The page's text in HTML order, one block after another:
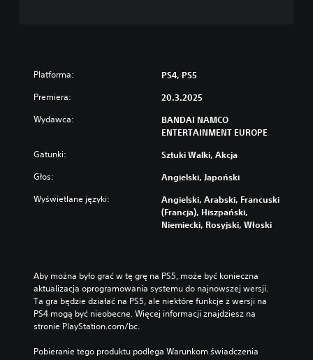
Platforma: PS4, PS5
Premiera: 20.3.2025
Wydawca:
BANDAI NAMCO
ENTERTAINMENT EUROPE
Gatunki: Sztuki Walki, Akcja
Głos: Angielski, Japoński
Wyświetlane języki:
Angielski, Arabski, Francuski
(Francja), Hiszpański,
Niemiecki, Rosyjski, Włoski
Aby można było grać w tę grę na PS5, może być konieczna
aktualizacja oprogramowania systemu do najnowszej wersji.
Ta gra będzie działać na PS5, ale niektóre funkcje z wersji na
PS4 mogą być nieobecne. Więcej informacji znajdziesz na
stronie PlayStation.com/bc.
Pobieranie tego produktu podlega Warunkom świadczenia